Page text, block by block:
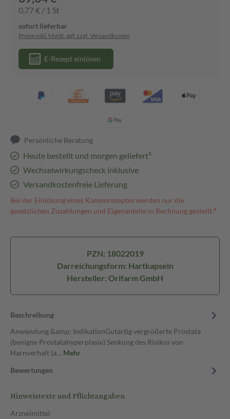
0,77 € / 1 St
sofort lieferbar
Preise inkl. MwSt. ggf. zzgl. Versandkosten
E-Rezept einlösen
Persönliche Beratung
Heute bestellt und morgen geliefert³
Wechselwirkungscheck inklusive
Versandkostenfreie Lieferung
Bei der Einlösung eines Kassenrezeptes werden nur die
gesetzlichen Zuzahlungen und Eigenanteile in Rechnung gestellt.⁴
PZN: 18022019
Darreichungsform: Hartkapseln
Hersteller: Orifarm GmbH
Beschreibung
Anwendung &amp; IndikationGutartig vergrößerte Prostata
(benigne Prostatahyperplasie) Senkung des Risikos von
Harnverhalt (a… Mehr
Bewertungen
Hinweistexte und Pflichtangaben
Arzneimittel